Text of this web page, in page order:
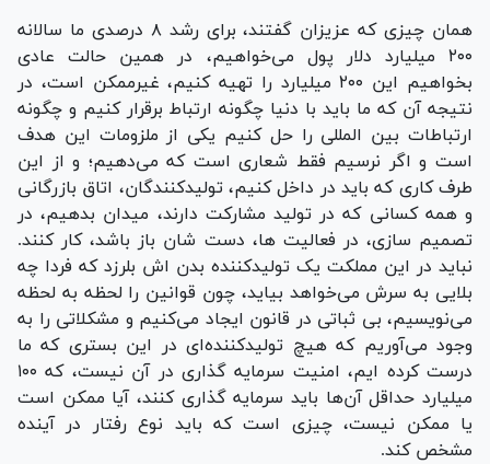
همان چیزی که عزیزان گفتند، برای رشد ۸ درصدی ما سالانه
۲۰۰ میلیارد دلار پول می‌خواهیم، در همین حالت عادی
بخواهیم این ۲۰۰ میلیارد را تهیه کنیم، غیرممکن است، در
نتیجه آن که ما باید با دنیا چگونه ارتباط برقرار کنیم و چگونه
ارتباطات بین المللی را حل کنیم یکی از ملزومات این هدف
است و اگر نرسیم فقط شعاری است که می‌دهیم؛ و از این
طرف کاری که باید در داخل کنیم، تولیدکنندگان، اتاق بازرگانی
و همه کسانی که در تولید مشارکت دارند، میدان بدهیم، در
تصمیم سازی، در فعالیت ها، دست شان باز باشد، کار کنند.
نباید در این مملکت یک تولیدکننده بدن اش بلرزد که فردا چه
بلایی به سرش می‌خواهد بیاید، چون قوانین را لحظه به لحظه
می‌نویسیم، بی ثباتی در قانون ایجاد می‌کنیم و مشکلاتی را به
وجود می‌آوریم که هیچ تولیدکننده‌ای در این بستری که ما
درست کرده ایم، امنیت سرمایه گذاری در آن نیست، که ۱۰۰
میلیارد حداقل آن‌ها باید سرمایه گذاری کنند، آیا ممکن است
یا ممکن نیست، چیزی است که باید نوع رفتار در آینده
مشخص کند.